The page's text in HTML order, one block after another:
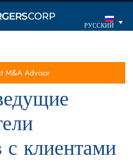
РУССКИЙ
M&A Advisor
с клиентами